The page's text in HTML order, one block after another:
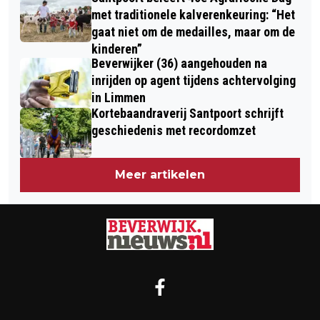
met traditionele kalverenkeuring: “Het
gaat niet om de medailles, maar om de
kinderen”
Beverwijker (36) aangehouden na
inrijden op agent tijdens achtervolging
in Limmen
Kortebaandraverij Santpoort schrijft
geschiedenis met recordomzet
Meer artikelen